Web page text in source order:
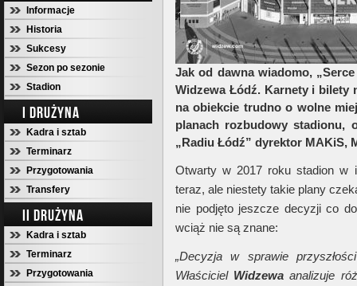
Informacje
Historia
Sukcesy
Sezon po sezonie
Stadion
I DRUŻYNA
Kadra i sztab
Terminarz
Przygotowania
Transfery
II DRUŻYNA
Kadra i sztab
Terminarz
Przygotowania
Jak od dawna wiadomo,
Widzewa Łódź. Karnety i bilety
na obiekcie trudno o wolne
planach rozbudowy stadionu,
„Radiu Łódź” dyrektor MAKiS,
Otwarty w 2017 roku stadion w
teraz, ale niestety takie plany
nie podjęto jeszcze decyzji co
wciąż nie są znane:
„Decyzja w sprawie
Właściciel Widzewa analizuje